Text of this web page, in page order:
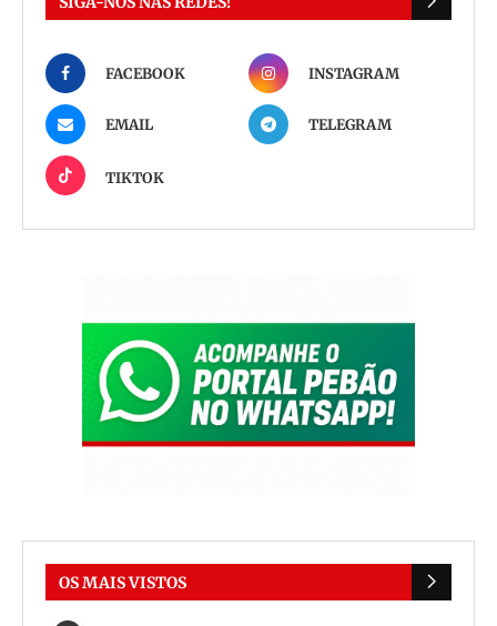
FACEBOOK INSTAGRAM
EMAIL TELEGRAM
TIKTOK
OS MAIS VISTOS